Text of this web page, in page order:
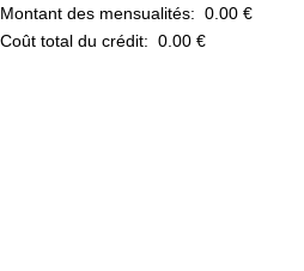
Montant des mensualités: 0.00 €
Coût total du crédit: 0.00 €